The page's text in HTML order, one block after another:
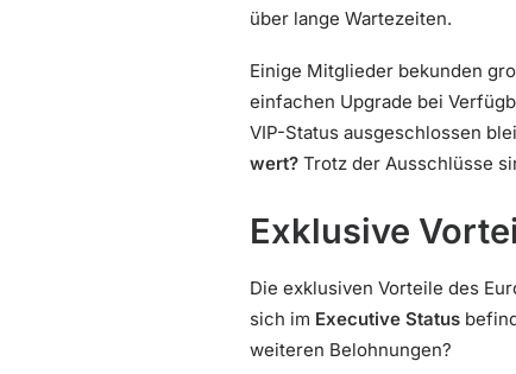
über lange Wartezeiten.
Einige Mitglieder bekunden
einfachen Upgrade bei
VIP-Status ausgeschlossen
wert? Trotz der Ausschlüsse
Exklusive
Die exklusiven Vorteile des
sich im Executive Status
weiteren Belohnungen?